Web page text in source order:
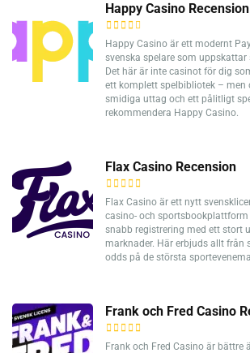
Happy Casino Recension
Happy Casino är ett modernt
svenska spelare som uppskattar
Det här är inte casinot för dig
ett komplett spelbibliotek – men
smidiga uttag och ett pålitligt
rekommendera Happy Casino.
Flax Casino Recension
Flax Casino är ett nytt
casino- och
snabb registrering med ett stort
marknader. Här erbjuds allt från
odds på de största
Frank och Fred Casino
Frank och Fred Casino är bättre